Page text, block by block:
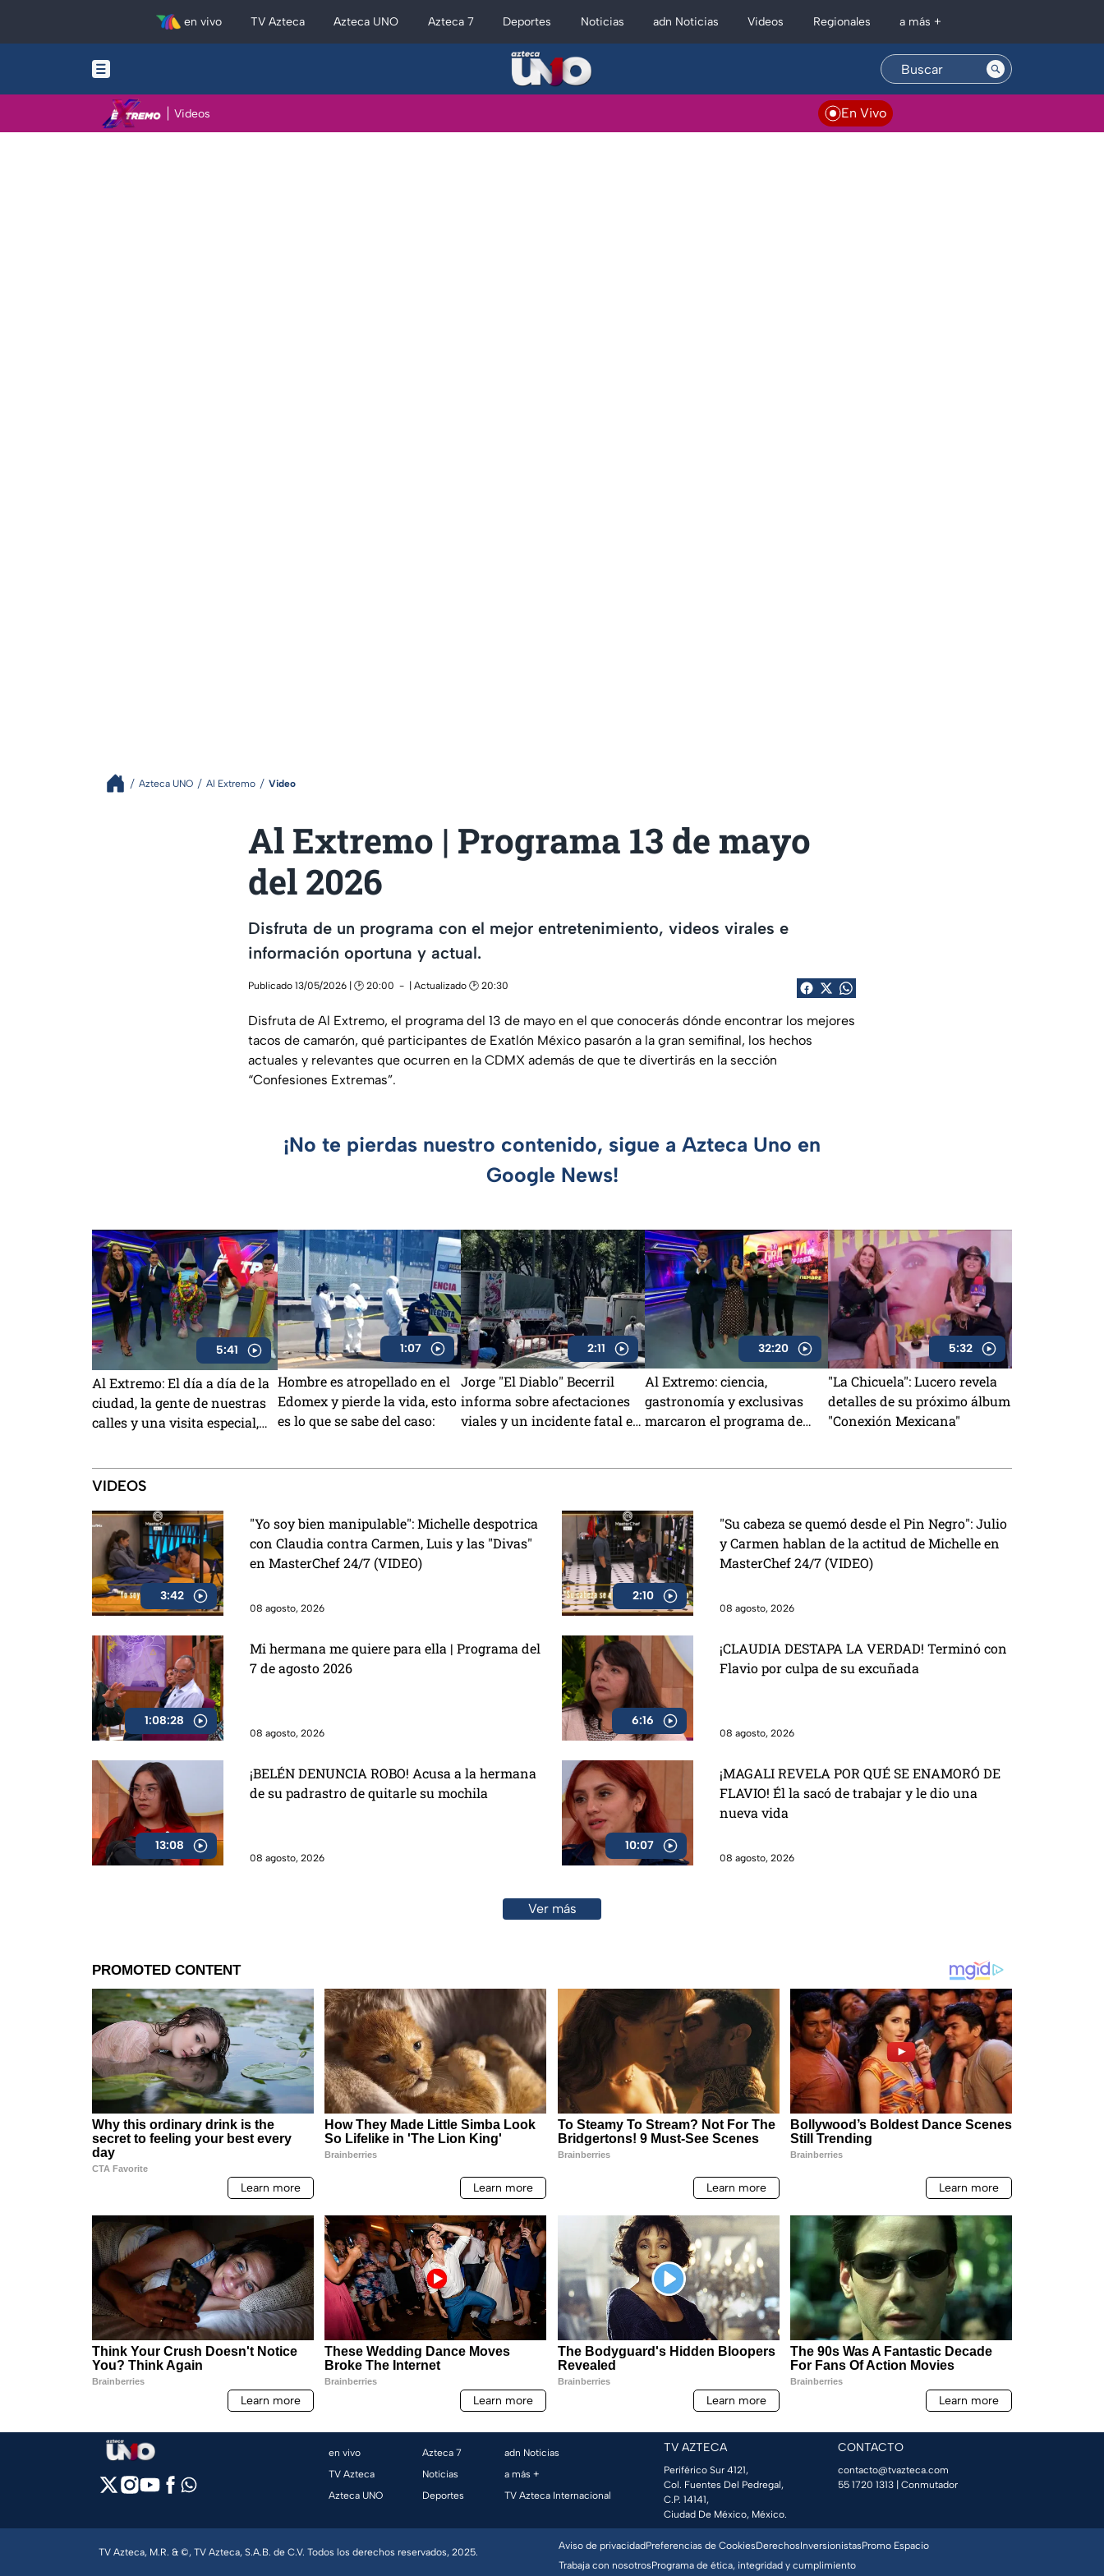
en vivo TV Azteca Azteca UNO Azteca 7 Deportes Noticias adn Noticias Videos Regionales a más +
Videos En Vivo
Azteca UNO Al Extremo Video
Al Extremo | Programa 13 de mayo
del 2026
Disfruta de un programa con el mejor entretenimiento, videos virales e
información oportuna y actual.
Publicado 13/05/2026 | 🕑 20:00 | Actualizado 🕑 20:30
Disfruta de Al Extremo, el programa del 13 de mayo en el que conocerás dónde encontrar los mejores
tacos de camarón, qué participantes de Exatlón México pasarón a la gran semifinal, los hechos
actuales y relevantes que ocurren en la CDMX además de que te divertirás en la sección
“Confesiones Extremas”.
¡No te pierdas nuestro contenido, sigue a Azteca Uno en
Google News!
5:41
Al Extremo: El día a día de la
ciudad, la gente de nuestras
calles y una visita especial,
1:07
Hombre es atropellado en el
Edomex y pierde la vida, esto
es lo que se sabe del caso:
2:11
Jorge "El Diablo" Becerril
informa sobre afectaciones
viales y un incidente fatal en
32:20
Al Extremo: ciencia,
gastronomía y exclusivas
marcaron el programa de
5:32
"La Chicuela": Lucero revela
detalles de su próximo álbum
"Conexión Mexicana"
VIDEOS
3:42
"Yo soy bien manipulable": Michelle despotrica
con Claudia contra Carmen, Luis y las "Divas"
en MasterChef 24/7 (VIDEO)
08 agosto, 2026
2:10
"Su cabeza se quemó desde el Pin Negro": Julio
y Carmen hablan de la actitud de Michelle en
MasterChef 24/7 (VIDEO)
08 agosto, 2026
1:08:28
Mi hermana me quiere para ella | Programa del
7 de agosto 2026
08 agosto, 2026
6:16
¡CLAUDIA DESTAPA LA VERDAD! Terminó con
Flavio por culpa de su excuñada
08 agosto, 2026
13:08
¡BELÉN DENUNCIA ROBO! Acusa a la hermana
de su padrastro de quitarle su mochila
08 agosto, 2026
10:07
¡MAGALI REVELA POR QUÉ SE ENAMORÓ DE
FLAVIO! Él la sacó de trabajar y le dio una
nueva vida
08 agosto, 2026
Ver más
en vivo
TV Azteca
Azteca UNO
Azteca 7
Noticias
Deportes
adn Noticias
a más +
TV Azteca Internacional
TV AZTECA
Periférico Sur 4121,
Col. Fuentes Del Pedregal,
C.P. 14141,
Ciudad De México, México.
CONTACTO
contacto@tvazteca.com
55 1720 1313 | Conmutador
TV Azteca, M.R. & ©, TV Azteca, S.A.B. de C.V. Todos los derechos reservados, 2025.
Aviso de privacidadPreferencias de CookiesDerechosInversionistasPromo Espacio
Trabaja con nosotrosPrograma de ética, integridad y cumplimiento